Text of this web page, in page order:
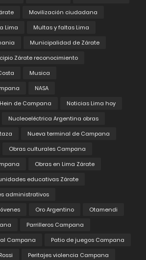
Movilización ciudadana
Lima
Multas y faltas Lima
Municipalidad de Zárate
Zárate reconocimiento
Musica
NASA
de Campana
Noticias Lima hoy
Nucleoeléctrica Argentina obras
Nueva terminal de Campana
Obras culturales Campana
Obras en Lima Zárate
educativas Zárate
administrativos
Oro Argentino
Otamendi
Parrilleros Campana
Campana
Patio de juegos Campana
Peritajes violencia Campana